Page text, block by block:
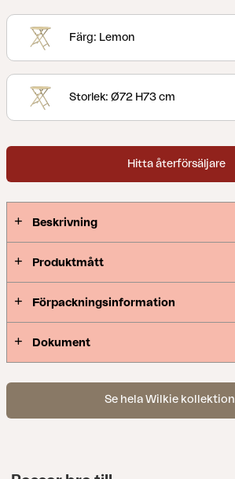
Färg: Lemon
Storlek: Ø72 H73 cm
Hitta återförsäljare
Beskrivning
Produktmått
Förpackningsinformation
Dokument
Se hela Wilkie kollektion